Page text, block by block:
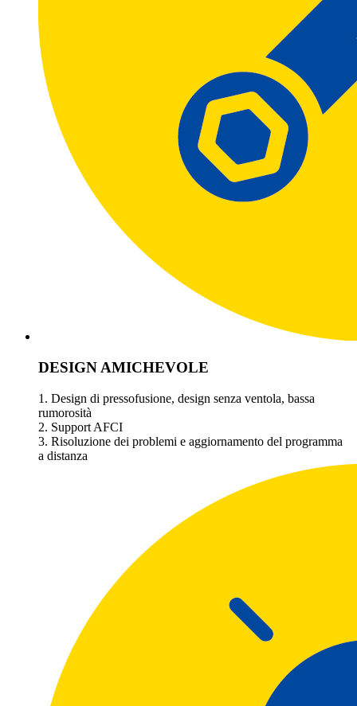
DESIGN AMICHEVOLE
1. Design di pressofusione, design senza ventola, bassa
rumorosità
2. Support AFCI
3. Risoluzione dei problemi e aggiornamento del programma
a distanza